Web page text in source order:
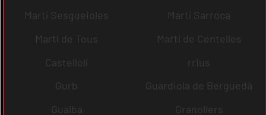
Martí Sesgueioles
Martí Sarroca
Martí de Tous
Martí de Centelles
Castellolí
rrius
Gurb
Guardiola de Berguedà
Gualba
Granollers